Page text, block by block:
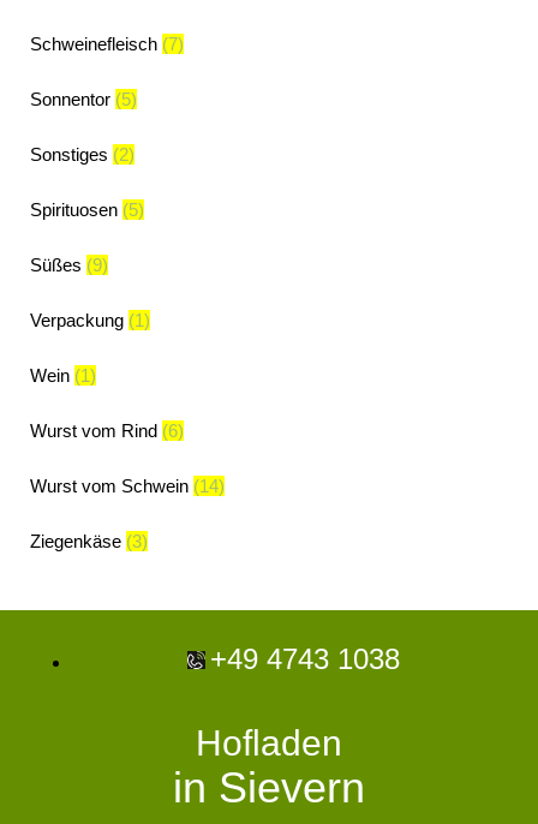
Schweinefleisch (7)
Sonnentor (5)
Sonstiges (2)
Spirituosen (5)
Süßes (9)
Verpackung (1)
Wein (1)
Wurst vom Rind (6)
Wurst vom Schwein (14)
Ziegenkäse (3)
+49 4743 1038
Hofladen
in Sievern